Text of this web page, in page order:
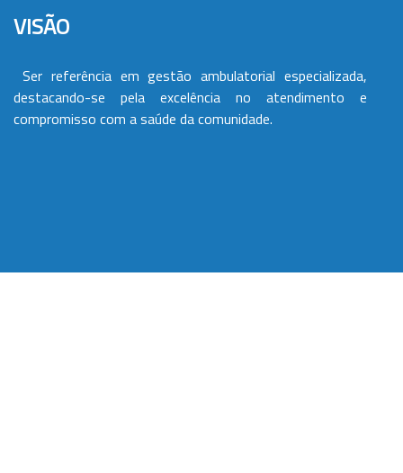
VISÃO
Ser referência em gestão ambulatorial especializada,
destacando-se pela excelência no atendimento e
compromisso com a saúde da comunidade.